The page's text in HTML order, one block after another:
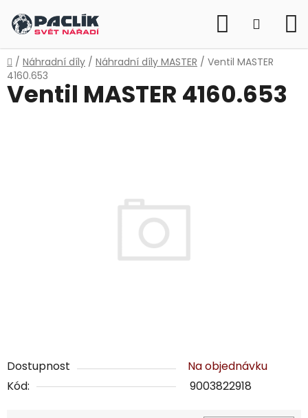
na
obsah
Hledat
KOŠÍK
Domů
/ Náhradní díly / Náhradní díly MASTER / Ventil MASTER
4160.653
Dostupnost
Na objednávku
Kód:
9003822918
Ventil MASTER 4160.653